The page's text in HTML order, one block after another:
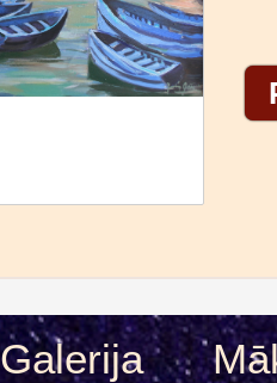
Galerija